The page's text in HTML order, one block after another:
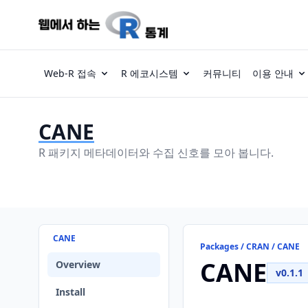
Web-R 접속 R 에코시스템 커뮤니티 이용 안내
CANE
R 패키지 메타데이터와 수집 신호를 모아 봅니다.
CANE
Overview
Install
Packages / CRAN / CANE
CANE v0.1.1